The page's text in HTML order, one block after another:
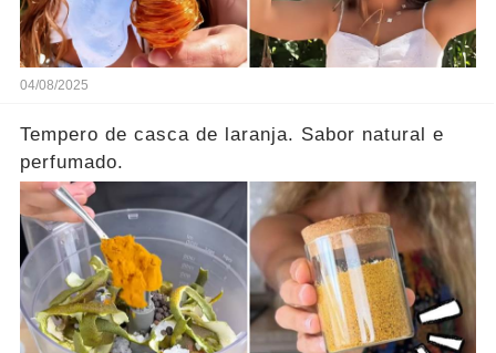
04/08/2025
Tempero de casca de laranja. Sabor natural e
perfumado.